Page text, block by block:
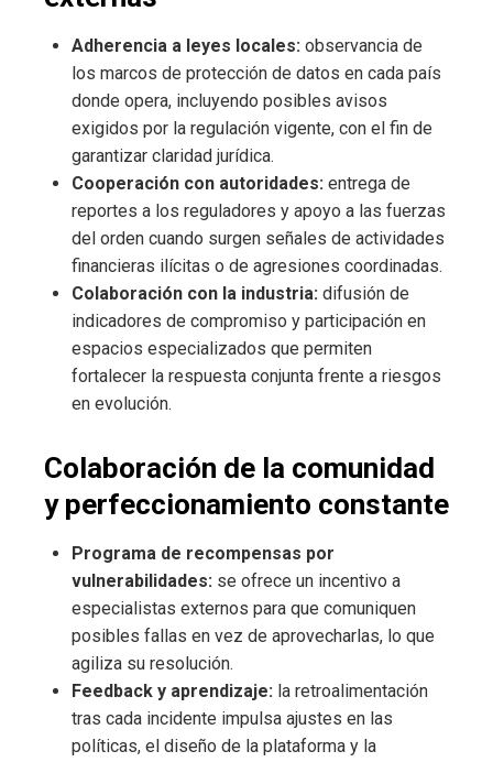
Adherencia a leyes locales: observancia de
los marcos de protección de datos en cada país
donde opera, incluyendo posibles avisos
exigidos por la regulación vigente, con el fin de
garantizar claridad jurídica.
Cooperación con autoridades: entrega de
reportes a los reguladores y apoyo a las fuerzas
del orden cuando surgen señales de actividades
financieras ilícitas o de agresiones coordinadas.
Colaboración con la industria: difusión de
indicadores de compromiso y participación en
espacios especializados que permiten
fortalecer la respuesta conjunta frente a riesgos
en evolución.
Colaboración de la comunidad
y perfeccionamiento constante
Programa de recompensas por
vulnerabilidades: se ofrece un incentivo a
especialistas externos para que comuniquen
posibles fallas en vez de aprovecharlas, lo que
agiliza su resolución.
Feedback y aprendizaje: la retroalimentación
tras cada incidente impulsa ajustes en las
políticas, el diseño de la plataforma y la